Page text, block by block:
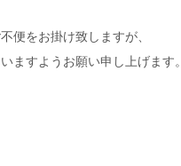
便をお掛け致しますが、
ますようお願い申し上げます。